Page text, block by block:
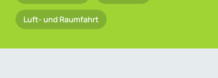
Luft- und Raumfahrt